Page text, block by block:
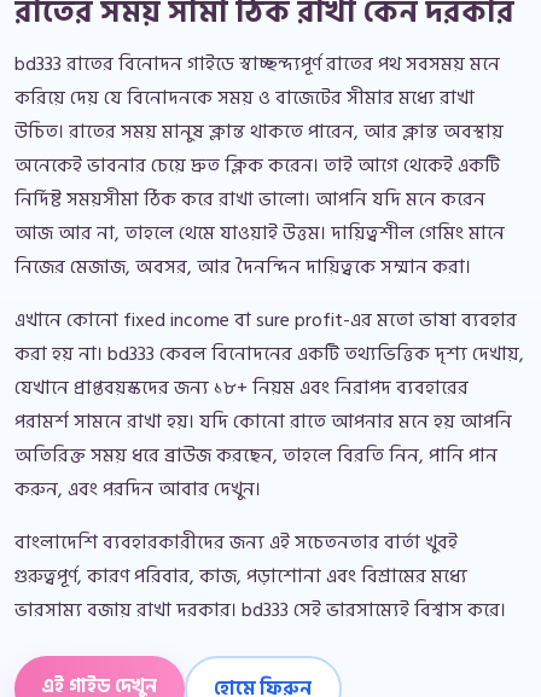
রাতের সময় সীমা ঠিক রাখা কেন দরকার
bd333 রাতের বিনোদন গাইডে স্বাচ্ছন্দ্যপূর্ণ রাতের পথ সবসময় মনে
করিয়ে দেয় যে বিনোদনকে সময় ও বাজেটের সীমার মধ্যে রাখা
উচিত। রাতের সময় মানুষ ক্লান্ত থাকতে পারেন, আর ক্লান্ত অবস্থায়
অনেকেই ভাবনার চেয়ে দ্রুত ক্লিক করেন। তাই আগে থেকেই একটি
নির্দিষ্ট সময়সীমা ঠিক করে রাখা ভালো। আপনি যদি মনে করেন
আজ আর না, তাহলে থেমে যাওয়াই উত্তম। দায়িত্বশীল গেমিং মানে
নিজের মেজাজ, অবসর, আর দৈনন্দিন দায়িত্বকে সম্মান করা।
এখানে কোনো fixed income বা sure profit-এর মতো ভাষা ব্যবহার
করা হয় না। bd333 কেবল বিনোদনের একটি তথ্যভিত্তিক দৃশ্য দেখায়,
যেখানে প্রাপ্তবয়স্কদের জন্য ১৮+ নিয়ম এবং নিরাপদ ব্যবহারের
পরামর্শ সামনে রাখা হয়। যদি কোনো রাতে আপনার মনে হয় আপনি
অতিরিক্ত সময় ধরে ব্রাউজ করছেন, তাহলে বিরতি নিন, পানি পান
করুন, এবং পরদিন আবার দেখুন।
বাংলাদেশি ব্যবহারকারীদের জন্য এই সচেতনতার বার্তা খুবই
গুরুত্বপূর্ণ, কারণ পরিবার, কাজ, পড়াশোনা এবং বিশ্রামের মধ্যে
ভারসাম্য বজায় রাখা দরকার। bd333 সেই ভারসাম্যেই বিশ্বাস করে।
এই গাইড দেখুন হোমে ফিরুন